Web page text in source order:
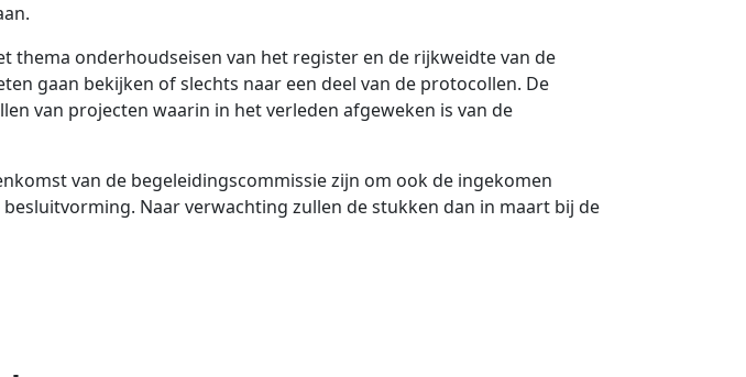
thema onderhoudseisen van het register en de rijkweidte van de
gaan bekijken of slechts naar een deel van de protocollen. De
van projecten waarin in het verleden afgeweken is van de
van de begeleidingscommissie zijn om ook de ingekomen
Naar verwachting zullen de stukken dan in maart bij de